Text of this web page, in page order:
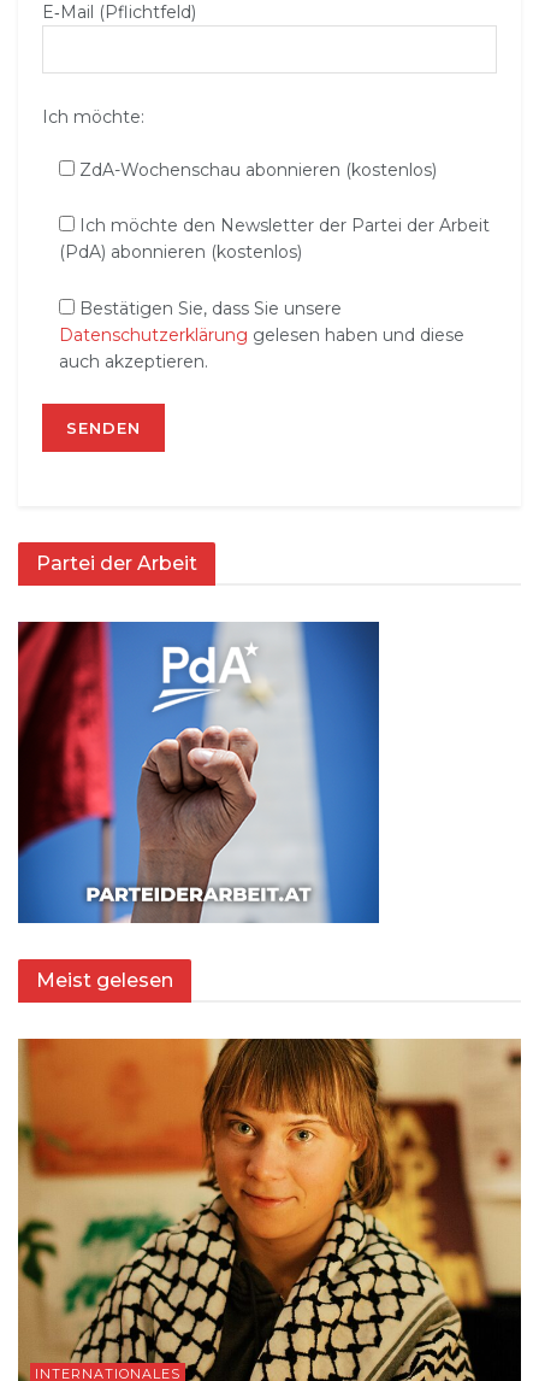
E‑Mail (Pflichtfeld)
Ich möchte:
ZdA-Wochenschau abonnieren (kostenlos)
Ich möchte den Newsletter der Partei der Arbeit
(PdA) abonnieren (kostenlos)
Bestätigen Sie, dass Sie unsere
Datenschutzerklärung gelesen haben und diese
auch akzeptieren.
Partei der Arbeit
Meist gelesen
INTERNATIONALES